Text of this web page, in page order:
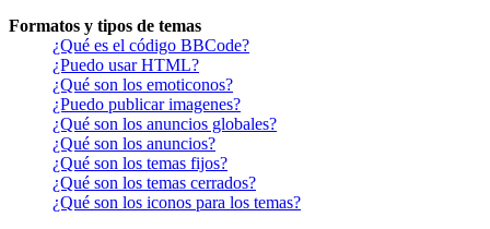
Formatos y tipos de temas
¿Qué es el código BBCode?
¿Puedo usar HTML?
¿Qué son los emoticonos?
¿Puedo publicar imagenes?
¿Qué son los anuncios globales?
¿Qué son los anuncios?
¿Qué son los temas fijos?
¿Qué son los temas cerrados?
¿Qué son los iconos para los temas?